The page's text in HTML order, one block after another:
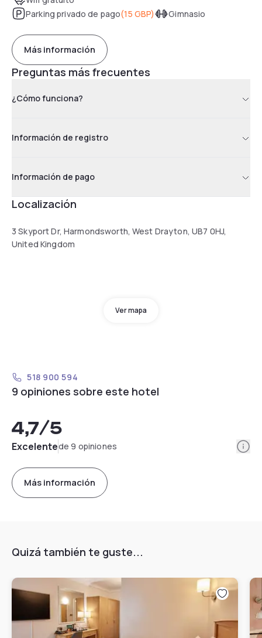
Parking privado de pago(15 GBP) Gimnasio
Más información
Preguntas más frecuentes
¿Cómo funciona?
Información de registro
Información de pago
Localización
3 Skyport Dr, Harmondsworth, West Drayton, UB7 0HJ,
United Kingdom
Ver mapa
518 900 594
9 opiniones sobre este hotel
4,7/5
Excelentede 9 opiniones
Más información
Quizá también te guste...